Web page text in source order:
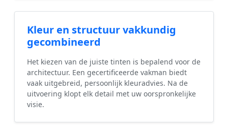
Kleur en structuur vakkundig
gecombineerd
Het kiezen van de juiste tinten is bepalend voor de
architectuur. Een gecertificeerde vakman biedt
vaak uitgebreid, persoonlijk kleuradvies. Na de
uitvoering klopt elk detail met uw oorspronkelijke
visie.